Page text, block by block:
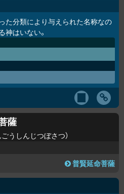
た分類により与えられた名称なの
神はいない。
薩
うしんじつぼさつ
普賢延命菩薩